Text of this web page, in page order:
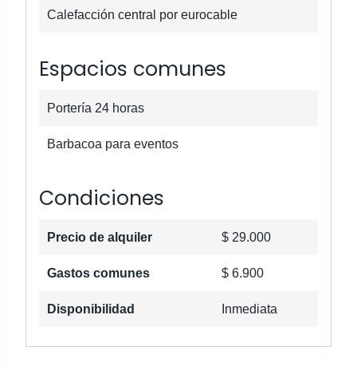
Calefacción central por eurocable
Espacios comunes
Portería 24 horas
Barbacoa para eventos
Condiciones
Precio de alquiler $ 29.000
Gastos comunes $ 6.900
Disponibilidad Inmediata